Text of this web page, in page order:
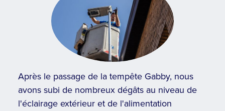
Après le passage de la tempête Gabby, nous
avons subi de nombreux dégâts au niveau de
l'éclairage extérieur et de l'alimentation